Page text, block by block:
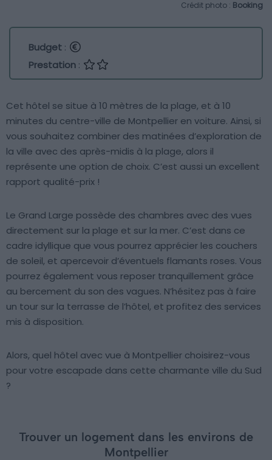
Crédit photo : Booking
Budget :
Prestation :
Cet hôtel se situe à 10 mètres de la plage, et à 10
minutes du centre-ville de Montpellier en voiture. Ainsi, si
vous souhaitez combiner des matinées d’exploration de
la ville avec des après-midis à la plage, alors il
représente une option de choix. C’est aussi un excellent
rapport qualité-prix !
Le Grand Large possède des chambres avec des vues
directement sur la plage et sur la mer. C’est dans ce
cadre idyllique que vous pourrez apprécier les couchers
de soleil, et apercevoir d’éventuels flamants roses. Vous
pourrez également vous reposer tranquillement grâce
au bercement du son des vagues. N’hésitez pas à faire
un tour sur la terrasse de l’hôtel, et profitez des services
mis à disposition.
Alors, quel hôtel avec vue à Montpellier choisirez-vous
pour votre escapade dans cette charmante ville du Sud
?
Trouver un logement dans les environs de
Montpellier